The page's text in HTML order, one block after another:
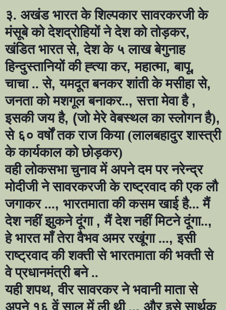
३. अखंड भारत के शिल्पकार सावरकरजी के
मंसूबे को देशद्रोहियों ने देश को तोड़कर,
खंडित भारत से,देश के ५ लाख बेगुनाह
हिन्दुस्तानियों की ह्त्या कर,महात्मा,बापू,
चाचा .. से,यमदूत बनकर शांती के मसीहा से,
जनता को मशगूल बनाकर..,सत्ता मेवा है ,
इसकी जय है, (जो मेरे वेबस्थल का स्लोगन है),
से ६० वर्षों तक राज किया (लालबहादुर शास्त्री
के कार्यकाल को छोड़कर)
वही लोकसभा चुनाव में अपने दम पर नरेन्द्र
मोदीजी ने सावरकरजी के राष्ट्रवाद की एक लौ
जगाकर ..., भारतमाता की कसम खाई है... मैं
देश नहीं झुकने दूंगा ,मैं देश नहीं मिटने दूंगा..,
हे भारत माँ तेरा वैभव अमर रखूंगा ...,इसी
राष्ट्रवाद की शक्ती से भारतमाता की भक्ती से
वे प्रधानमंत्री बने ..
यही शपथ,वीर सावरकर ने भवानी माता से
अपने १६ वें साल में ली थी .., और इसे सार्थक